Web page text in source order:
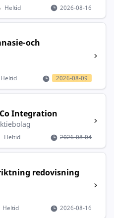
Heltid 2026-08-16
och
Heltid 2026-08-09
Integration
Heltid 2026-08-04
redovisning
Heltid 2026-08-16